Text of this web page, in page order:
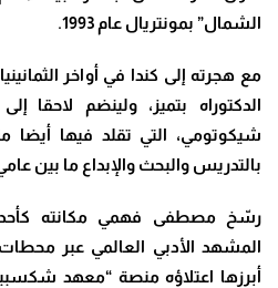
الشمال” بمونتريال عام 1993.
مع هجرته إلى كندا في أواخر
الدكتوراه بتميز، ولينضم لاحقا
شيكوتومي، التي تقلد فيها
بالتدريس والبحث والإبداع ما بين عامي 2012
رسّخ مصطفى فهمي مكانته كأحد
المشهد الأدبي العالمي عبر
أبرزها اعتلاؤه منصة “معهد